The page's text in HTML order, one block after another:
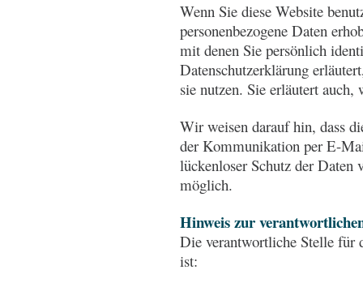
Wenn Sie diese Website
personenbezogene Daten
mit denen Sie persönlich
Datenschutzerklärung
sie nutzen. Sie erläutert
Wir weisen darauf hin, dass
der Kommunikation per E-
lückenloser Schutz der
möglich.
Hinweis zur
Die verantwortliche Stelle für
ist: